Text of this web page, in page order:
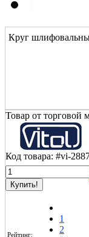
Круг
Товар от торговой
Код товара: #vi-
Рейтинг:
1
2